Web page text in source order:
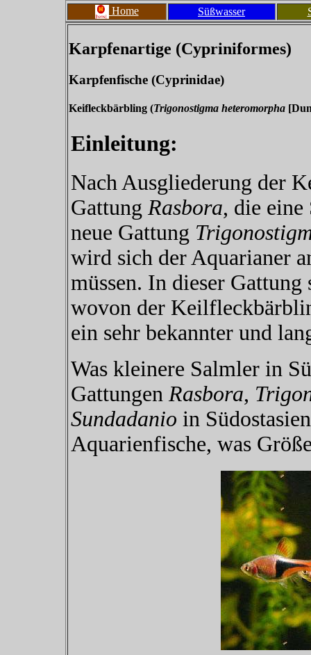
Home Süßwasser
Karpfenartige (Cypriniformes)
Karpfenfische (Cyprinidae)
Keifleckbärbling (Trigonostigma heteromorpha
Einleitung:
Nach Ausgliederung der
Gattung Rasbora, die
neue Gattung
wird sich der Aquarianer
müssen. In dieser
wovon der
ein sehr bekannter und
Was kleinere Salmler in
Gattungen Rasbora,
Sundadanio in
Aquarienfische, was